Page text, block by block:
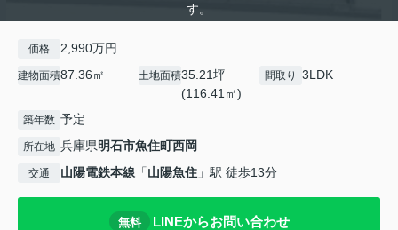
す。
価格 2,990万円
建物面積87.36㎡ 土地面積35.21坪
(116.41㎡)
間取り 3LDK
築年数 予定
所在地 兵庫県明石市魚住町西岡
交通 山陽電鉄本線 「山陽魚住 」駅 徒歩13分
無料 LINEからお問い合わせ